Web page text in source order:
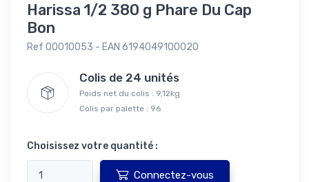
Harissa 1/2 380 g Phare Du Cap
Bon
Ref 00010053 - EAN 6194049100020
Colis de 24 unités
Poids net du colis : 9,12kg
Colis par palette : 96
Choisissez votre quantité :
Connectez-vous